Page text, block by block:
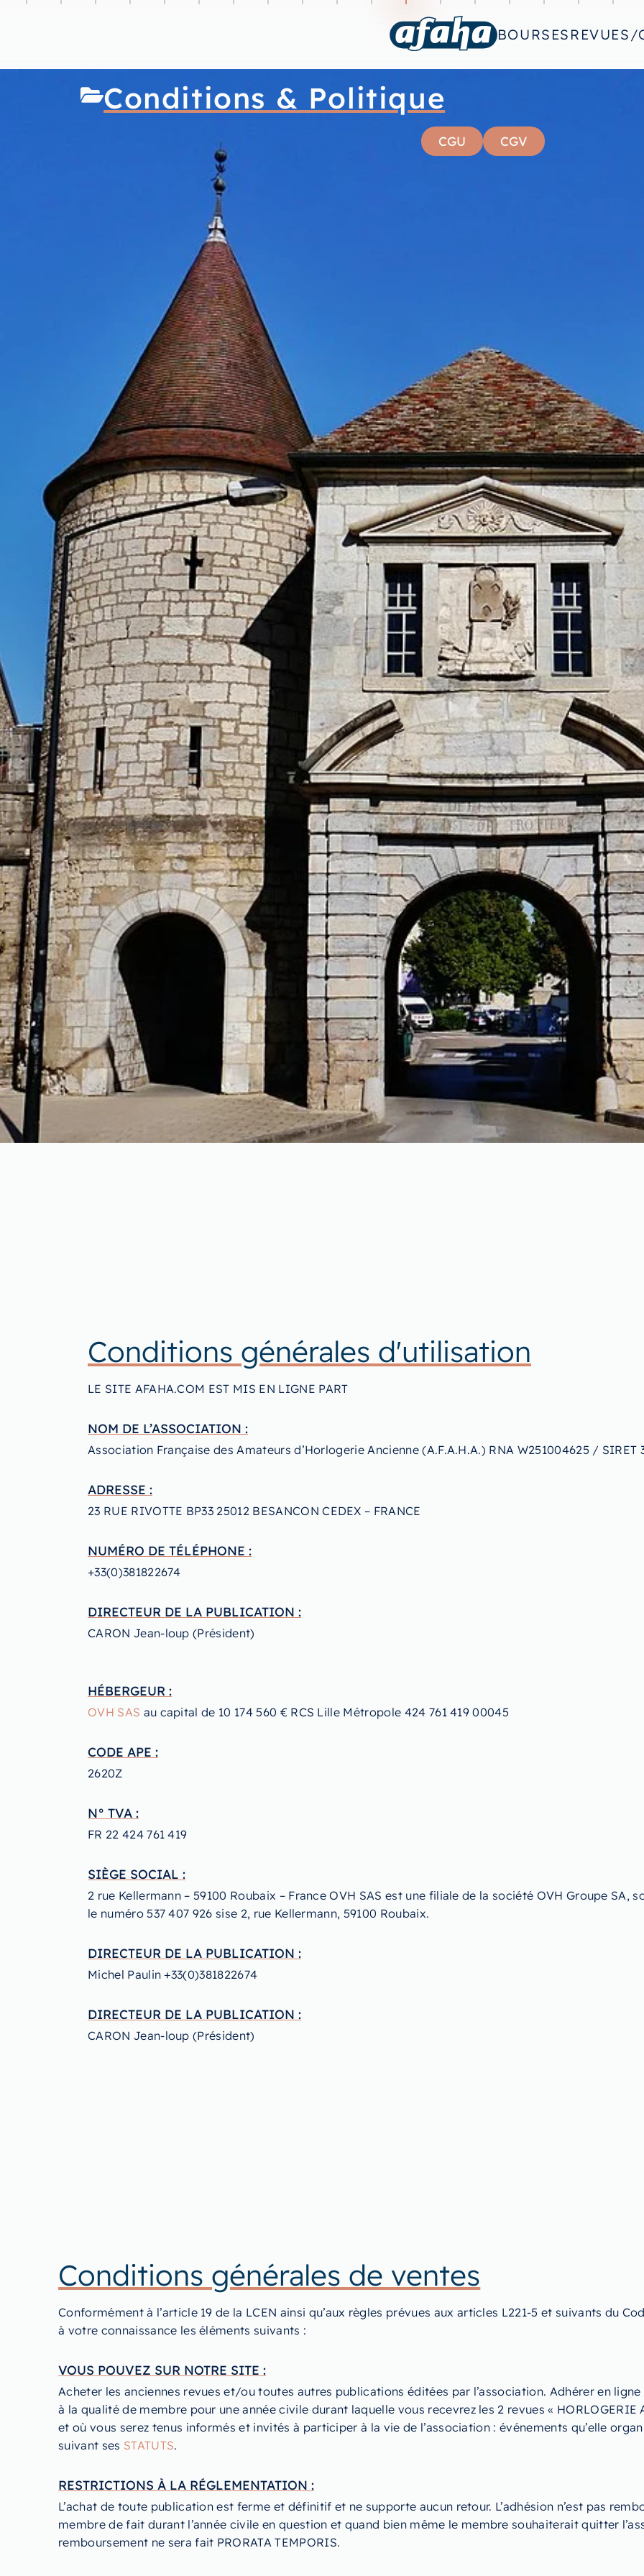
BOURSES REVUES/
Conditions & Politique
CGU CGV
Conditions générales d'utilisation
LE SITE AFAHA.COM EST MIS EN LIGNE PART
NOM DE L’ASSOCIATION :
Association Française des Amateurs d’Horlogerie Ancienne (A.F.A.H.A.) RNA W251004625 / SIRET
ADRESSE :
23 RUE RIVOTTE BP33 25012 BESANCON CEDEX – FRANCE
NUMÉRO DE TÉLÉPHONE :
+33(0)381822674
DIRECTEUR DE LA PUBLICATION :
CARON Jean-loup (Président)
HÉBERGEUR :
OVH SAS au capital de 10 174 560 € RCS Lille Métropole 424 761 419 00045
CODE APE :
2620Z
N° TVA :
FR 22 424 761 419
SIÈGE SOCIAL :
2 rue Kellermann – 59100 Roubaix – France OVH SAS est une filiale de la société OVH Groupe SA,
le numéro 537 407 926 sise 2, rue Kellermann, 59100 Roubaix.
DIRECTEUR DE LA PUBLICATION :
Michel Paulin +33(0)381822674
DIRECTEUR DE LA PUBLICATION :
CARON Jean-loup (Président)
Conditions générales de ventes
Conformément à l’article 19 de la LCEN ainsi qu’aux règles prévues aux articles L221-5 et suivants du
à votre connaissance les éléments suivants :
VOUS POUVEZ SUR NOTRE SITE :
Acheter les anciennes revues et/ou toutes autres publications éditées par l’association. Adhérer en
à la qualité de membre pour une année civile durant laquelle vous recevrez les 2 revues «
et où vous serez tenus informés et invités à participer à la vie de l’association : événements qu’elle
suivant ses STATUTS.
RESTRICTIONS À LA RÉGLEMENTATION :
L’achat de toute publication est ferme et définitif et ne supporte aucun retour. L’adhésion n’est pas
membre de fait durant l’année civile en question et quand bien même le membre souhaiterait quitter
remboursement ne sera fait PRORATA TEMPORIS.